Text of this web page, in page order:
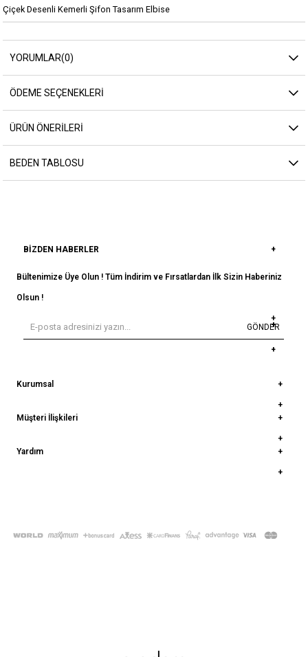
Çiçek Desenli Kemerli Şifon Tasarım Elbise
YORUMLAR(0)
ÖDEME SEÇENEKLERI
ÜRÜN ÖNERILERI
BEDEN TABLOSU
BIZDEN HABERLER
Bültenimize Üye Olun ! Tüm İndirim ve Fırsatlardan İlk Sizin Haberiniz
Olsun !
GÖNDER
Kurumsal
Müşteri İlişkileri
Yardım